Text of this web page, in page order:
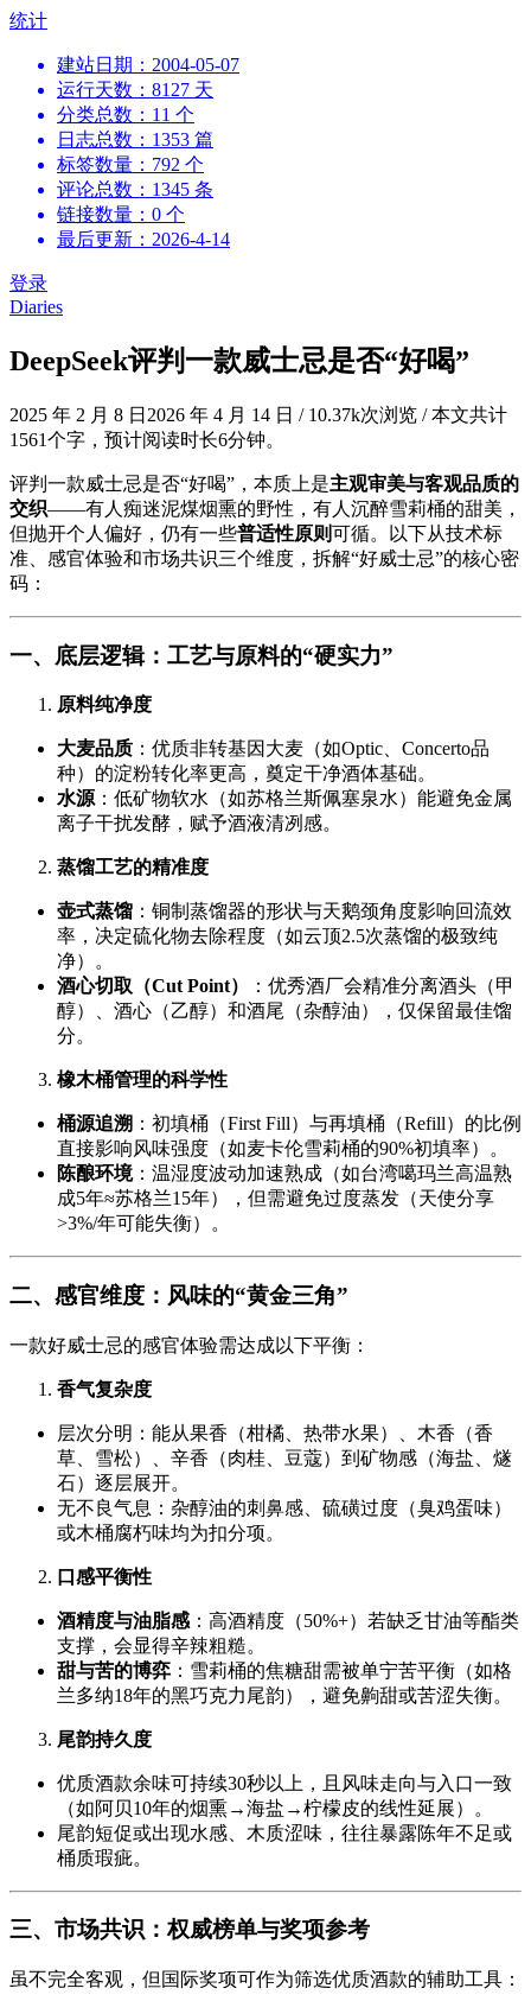
跳
统计
建站日期：2004-05-07
运行天数：8127 天
分类总数：11 个
日志总数：1353 篇
标签数量：792 个
评论总数：1345 条
链接数量：0 个
最后更新：2026-4-14
登录
Diaries
DeepSeek评判一款威士忌是否“好喝”
2025 年 2 月 8 日 2026 年 4 月 14 日 /10.37k次浏览 /本文共计
1561个字，预计阅读时长6分钟。
评判一款威士忌是否“好喝”，本质上是主观审美与客观品质的
交织——有人痴迷泥煤烟熏的野性，有人沉醉雪莉桶的甜美，
但抛开个人偏好，仍有一些普适性原则可循。以下从技术标
准、感官体验和市场共识三个维度，拆解“好威士忌”的核心密
码：
一、底层逻辑：工艺与原料的“硬实力”
原料纯净度
大麦品质 ：优质非转基因大麦（如Optic、Concerto品
种）的淀粉转化率更高，奠定干净酒体基础。
水源 ：低矿物软水（如苏格兰斯佩塞泉水）能避免金属
离子干扰发酵，赋予酒液清冽感。
蒸馏工艺的精准度
壶式蒸馏 ：铜制蒸馏器的形状与天鹅颈角度影响回流效
率，决定硫化物去除程度（如云顶2.5次蒸馏的极致纯
净）。
酒心切取（Cut Point）
：优秀酒厂会精准分离酒头（甲
醇）、酒心（乙醇）和酒尾（杂醇油），仅保留最佳馏
分。
橡木桶管理的科学性
桶源追溯 ：初填桶（First Fill）与再填桶（Refill）的比例
直接影响风味强度（如麦卡伦雪莉桶的90%初填率）。
陈酿环境：温湿度波动加速熟成（如台湾噶玛兰高温熟
成5年≈苏格兰15年），但需避免过度蒸发（天使分享
>3%/年可能失衡）。
二、感官维度：风味的“黄金三角”
一款好威士忌的感官体验需达成以下平衡：
香气复杂度
层次分明：能从果香（柑橘、热带水果）、木香（香
草、雪松）、辛香（肉桂、豆蔻）到矿物感（海盐、燧
石）逐层展开。
无不良气息：杂醇油的刺鼻感、硫磺过度（臭鸡蛋味）
或木桶腐朽味均为扣分项。
口感平衡性
酒精度与油脂感 ：高酒精度（50%+）若缺乏甘油等酯类
支撑，会显得辛辣粗糙。
甜与苦的博弈 ：雪莉桶的焦糖甜需被单宁苦平衡（如格
兰多纳18年的黑巧克力尾韵），避免齁甜或苦涩失衡。
尾韵持久度
优质酒款余味可持续30秒以上，且风味走向与入口一致
（如阿贝10年的烟熏→海盐→柠檬皮的线性延展）。
尾韵短促或出现水感、木质涩味，往往暴露陈年不足或
桶质瑕疵。
三、市场共识：权威榜单与奖项参考
虽不完全客观，但国际奖项可作为筛选优质酒款的辅助工具：